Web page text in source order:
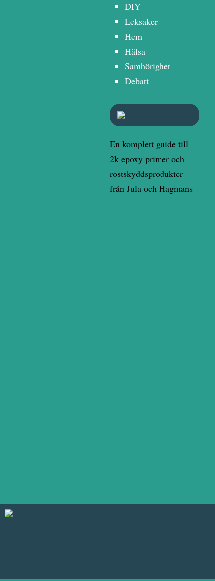
DIY
Leksaker
Hem
Hälsa
Samhörighet
Debatt
En komplett guide till
2k epoxy primer och
rostskyddsprodukter
från Jula och Hagmans